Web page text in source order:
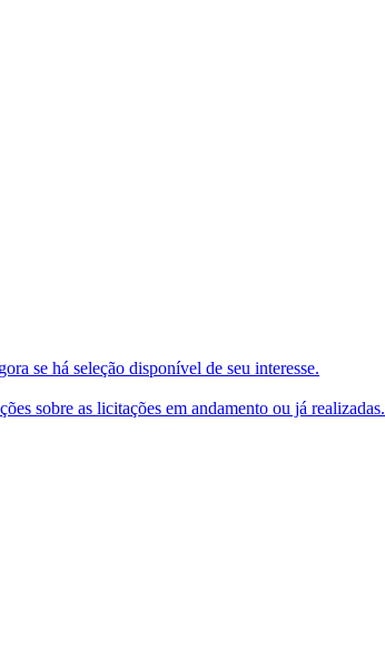
se há seleção disponível de seu interesse.
sobre as licitações em andamento ou já realizadas.